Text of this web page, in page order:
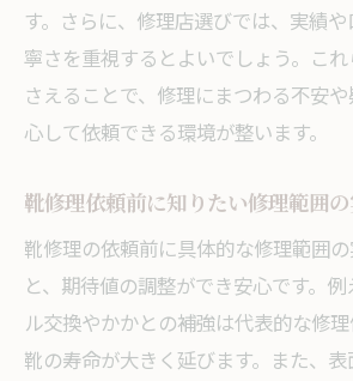
す。さらに、修理店選びでは、実績
寧さを重視するとよいでしょう。こ
さえることで、修理にまつわる不安
心して依頼できる環境が整います。
靴修理依頼前に知りたい修理範囲
靴修理の依頼前に具体的な修理範囲
と、期待値の調整ができ安心です。
ル交換やかかとの補強は代表的な修
靴の寿命が大きく延びます。また、